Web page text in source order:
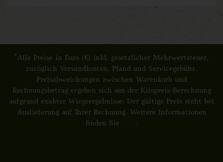
*Alle Preise in Euro (€) inkl. gesetzlicher Mehrwertsteuer,
zuzüglich Versandkosten, Pfand und Servicegebühr.
Preisabweichungen zwischen Warenkorb und
Rechnungsbetrag ergeben sich aus der Kilopreis-Berechnung
aufgrund exakter Wiegeergebnisse. Der gültige Preis steht bei
Auslieferung auf Ihrer Rechnung. Weitere Informationen
finden Sie
.